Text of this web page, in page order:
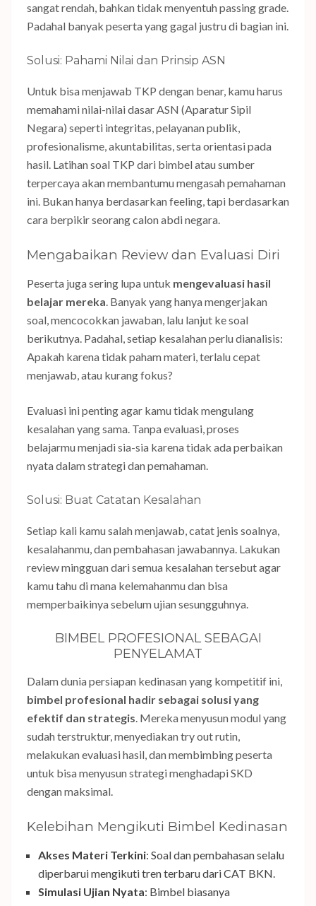
sangat rendah, bahkan tidak menyentuh passing grade.
Padahal banyak peserta yang gagal justru di bagian ini.
Solusi: Pahami Nilai dan Prinsip ASN
Untuk bisa menjawab TKP dengan benar, kamu harus
memahami nilai-nilai dasar ASN (Aparatur Sipil
Negara) seperti integritas, pelayanan publik,
profesionalisme, akuntabilitas, serta orientasi pada
hasil. Latihan soal TKP dari bimbel atau sumber
terpercaya akan membantumu mengasah pemahaman
ini. Bukan hanya berdasarkan feeling, tapi berdasarkan
cara berpikir seorang calon abdi negara.
Mengabaikan Review dan Evaluasi Diri
Peserta juga sering lupa untuk mengevaluasi hasil
belajar mereka. Banyak yang hanya mengerjakan
soal, mencocokkan jawaban, lalu lanjut ke soal
berikutnya. Padahal, setiap kesalahan perlu dianalisis:
Apakah karena tidak paham materi, terlalu cepat
menjawab, atau kurang fokus?
Evaluasi ini penting agar kamu tidak mengulang
kesalahan yang sama. Tanpa evaluasi, proses
belajarmu menjadi sia-sia karena tidak ada perbaikan
nyata dalam strategi dan pemahaman.
Solusi: Buat Catatan Kesalahan
Setiap kali kamu salah menjawab, catat jenis soalnya,
kesalahanmu, dan pembahasan jawabannya. Lakukan
review mingguan dari semua kesalahan tersebut agar
kamu tahu di mana kelemahanmu dan bisa
memperbaikinya sebelum ujian sesungguhnya.
BIMBEL PROFESIONAL SEBAGAI
PENYELAMAT
Dalam dunia persiapan kedinasan yang kompetitif ini,
bimbel profesional hadir sebagai solusi yang
efektif dan strategis . Mereka menyusun modul yang
sudah terstruktur, menyediakan try out rutin,
melakukan evaluasi hasil, dan membimbing peserta
untuk bisa menyusun strategi menghadapi SKD
dengan maksimal.
Kelebihan Mengikuti Bimbel Kedinasan
Akses Materi Terkini: Soal dan pembahasan selalu
diperbarui mengikuti tren terbaru dari CAT BKN.
Simulasi Ujian Nyata: Bimbel biasanya